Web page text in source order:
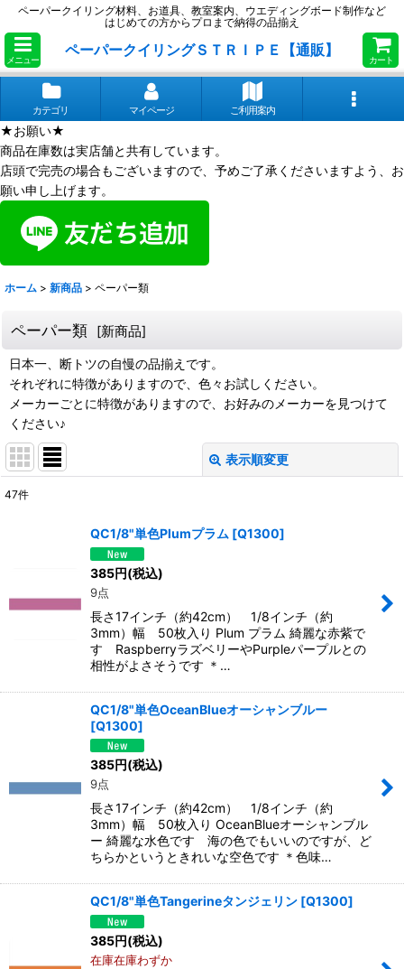
ペーパークイリング材料、お道具、教室案内、ウエディングボード制作など
はじめての方からプロまで納得の品揃え
メニュー
ペーパークイリングＳＴＲＩＰＥ【通販】
カート
カテゴリ マイページ ご利用案内
★お願い★
商品在庫数は実店舗と共有しています。
店頭で完売の場合もございますので、予めご了承くださいますよう、お
願い申し上げます。
ホーム > 新商品 > ペーパー類
ペーパー類 [新商品]
日本一、断トツの自慢の品揃えです。
それぞれに特徴がありますので、色々お試しください。
メーカーごとに特徴がありますので、お好みのメーカーを見つけて
ください♪
表示順変更
絞り込む
47件
QC1/8"単色Plumプラム [Q1300]
385円(税込)
9点
長さ17インチ（約42cm） 1/8インチ（約
3mm）幅 50枚入り Plum プラム 綺麗な赤紫で
す RaspberryラズベリーやPurpleパープルとの
相性がよさそうです ＊…
QC1/8"単色OceanBlueオーシャンブルー
[Q1300]
385円(税込)
9点
長さ17インチ（約42cm） 1/8インチ（約
3mm）幅 50枚入り OceanBlueオーシャンブル
ー 綺麗な水色です 海の色でもいいのですが、ど
ちらかというときれいな空色です ＊色味…
QC1/8"単色Tangerineタンジェリン [Q1300]
385円(税込)
在庫在庫わずか